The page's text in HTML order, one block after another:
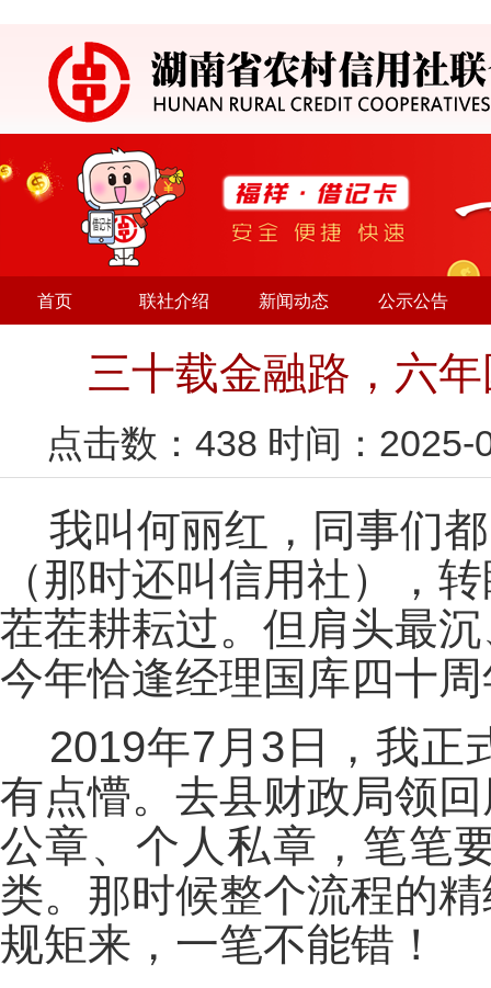
首页 联社介绍 新闻动态 公示公告
三十载金融路，六
点击数： 438 时间：2025-
我叫何丽红，同事们
（那时还叫信用社），
茬茬耕耘过。但肩头最
今年恰逢经理国库四十
2019年7月3日，我正
有点懵。去县财政局领
公章、个人私章，笔笔
类。那时候整个流程的
规矩来，一笔不能错！